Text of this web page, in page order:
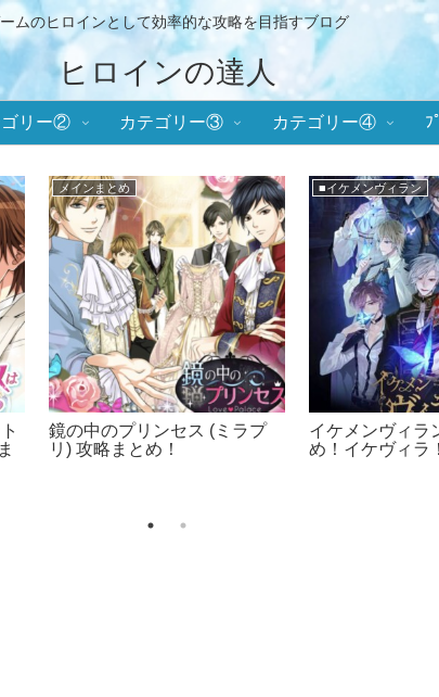
ムのヒロインとして効率的な攻略を目指すブログ
ヒロインの達人
ゴリー② カテゴリー③ カテゴリー④ ﾌ
■メビウス・コード
メビウスコード 攻略まとめ！
+ONE byイケメンシリーズ
メインまとめ
イケメン王子 攻
ケプリ！